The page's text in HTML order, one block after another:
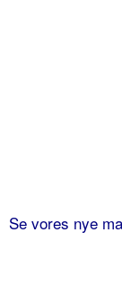
Se vores nye